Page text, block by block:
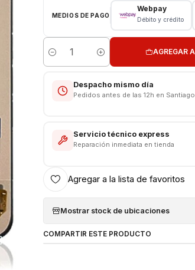
Modelo: A32 4G
VALOR NO INCLUYE INSTALACION EN
MEDIOS DE PAGO
Webpay
Débito y crédito
Cantidad
AGREGAR
Despacho mismo día
Pedidos antes de las 12h en Santiago
Servicio técnico express
Reparación inmediata en tienda
Agregar a la lista de favoritos
Mostrar stock de ubicaciones
COMPARTIR ESTE PRODUCTO